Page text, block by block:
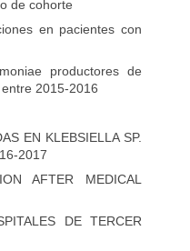
de cohorte
en pacientes con
productores de
2015-2016
EN KLEBSIELLA SP.
2017
AFTER MEDICAL
DE TERCER